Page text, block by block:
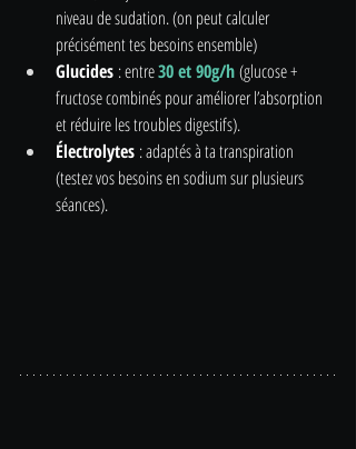
niveau de sudation. (on peut calculer
précisément tes besoins ensemble)
Glucides : entre 30 et 90g/h(glucose +
fructose combinés pour améliorer l’absorption
et réduire les troubles digestifs).
Électrolytes : adaptés à ta transpiration
(testez vos besoins en sodium sur plusieurs
séances).